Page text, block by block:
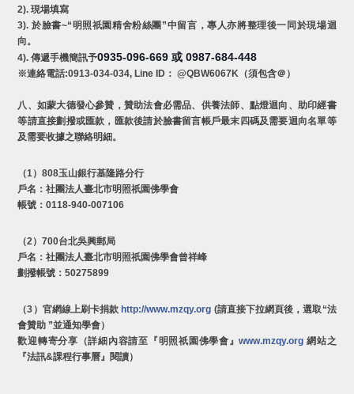
2). 現場填寫
3). 於臉書~“明照祇園精舍粉絲團”中留言，專人亦將整理後一同於現場迴
向。
4). 傳遞手機簡訊予0935-096-669或 0987-684-448
※連絡電話:0913-034-034, Line ID： @QBW6067K（須包含＠）
八、如蒙大德發心參贊，贊助法會必需品、供養法師、點燈迴向、助印經書
等請直接劃撥或匯款，匯款後請於臉書留言帳戶最末四碼及需要迴向名單等
及需要收據之聯絡明細。
（1）808玉山銀行基隆路分行
戶名：社團法人臺北市明照祇園佛學會
帳號：0118-940-007106
（2）700台北吳興郵局
戶名：社團法人臺北市明照祇園佛學會曾祥峰
劃撥帳號：50275899
（3）官網線上刷卡捐款http://www.mzqy.org (請直接下拉網頁後，選取“法
會贊助 ”並通知學會）
歡迎轉寄分享（詳細內容請至『明照祇園佛學會』www.mzqy.org 網站之
『法訊&課程行事曆』閱讀）